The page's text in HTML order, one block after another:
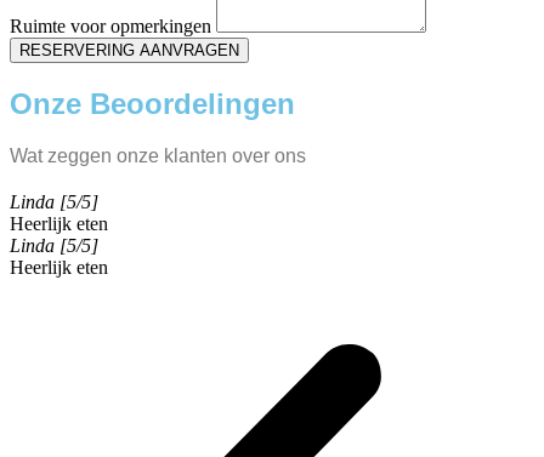
Ruimte voor opmerkingen
RESERVERING AANVRAGEN
Onze Beoordelingen
Wat zeggen onze klanten over ons
Linda [5/5]
Heerlijk eten
Linda [5/5]
Heerlijk eten